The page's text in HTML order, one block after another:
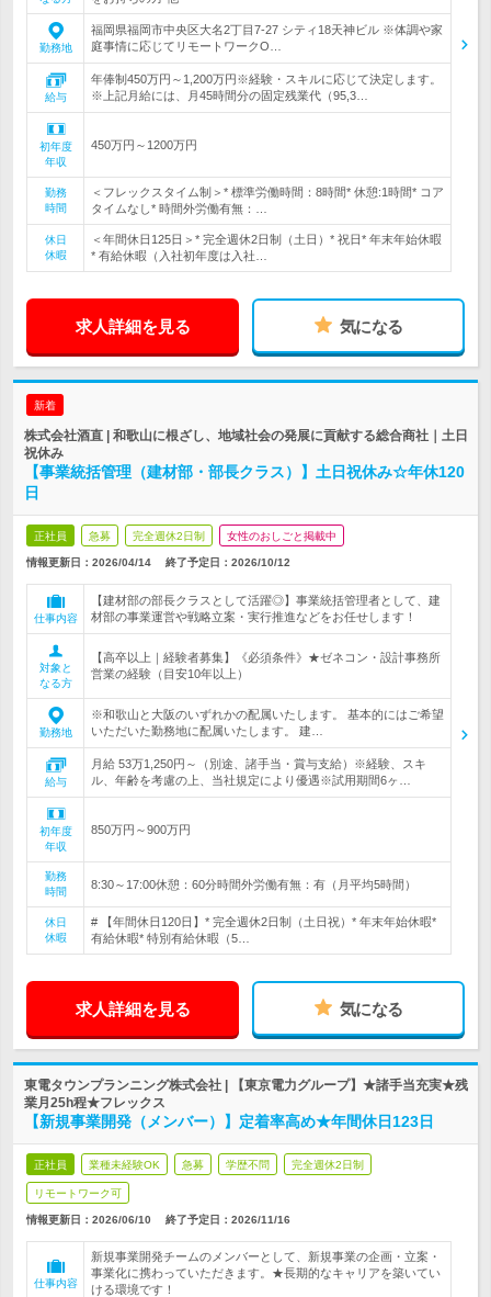
勤務地
福岡県福岡市中央区大名2丁目7-27 シティ18天神ビル ※体調や家
庭事情に応じてリモートワークO…
給与
年俸制450万円～1,200万円※経験・スキルに応じて決定します。
※上記月給には、月45時間分の固定残業代（95,3…
初年度
年収
450万円～1200万円
勤務
時間
＜フレックスタイム制＞* 標準労働時間：8時間* 休憩:1時間* コア
タイムなし* 時間外労働有無：…
休日
休暇
＜年間休日125日＞* 完全週休2日制（土日）* 祝日* 年末年始休暇
* 有給休暇（入社初年度は入社…
求人詳細を見る 気になる
新着
株式会社酒直 | 和歌山に根ざし、地域社会の発展に貢献する総合商社｜土日
祝休み
【事業統括管理（建材部・部長クラス）】土日祝休み☆年休120
日
正社員 急募 完全週休2日制 女性のおしごと掲載中
情報更新日：2026/04/14 終了予定日： 2026/10/12
仕事内容
【建材部の部長クラスとして活躍◎】事業統括管理者として、建
材部の事業運営や戦略立案・実行推進などをお任せします！
対象と
なる方
【高卒以上｜経験者募集】《必須条件》★ゼネコン・設計事務所
営業の経験（目安10年以上）
勤務地
※和歌山と大阪のいずれかの配属いたします。 基本的にはご希望
いただいた勤務地に配属いたします。 建…
給与
月給 53万1,250円～（別途、諸手当・賞与支給）※経験、スキ
ル、年齢を考慮の上、当社規定により優遇※試用期間6ヶ…
初年度
年収
850万円～900万円
勤務
時間
8:30～17:00休憩：60分時間外労働有無：有（月平均5時間）
休日
休暇
# 【年間休日120日】* 完全週休2日制（土日祝）* 年末年始休暇*
有給休暇* 特別有給休暇（5…
求人詳細を見る 気になる
東電タウンプランニング株式会社 | 【東京電力グループ】★諸手当充実★残
業月25h程★フレックス
【新規事業開発（メンバー）】定着率高め★年間休日123日
正社員 業種未経験OK 急募 学歴不問 完全週休2日制
リモートワーク可
情報更新日：2026/06/10 終了予定日： 2026/11/16
仕事内容
新規事業開発チームのメンバーとして、新規事業の企画・立案・
事業化に携わっていただきます。★長期的なキャリアを築いてい
ける環境です！